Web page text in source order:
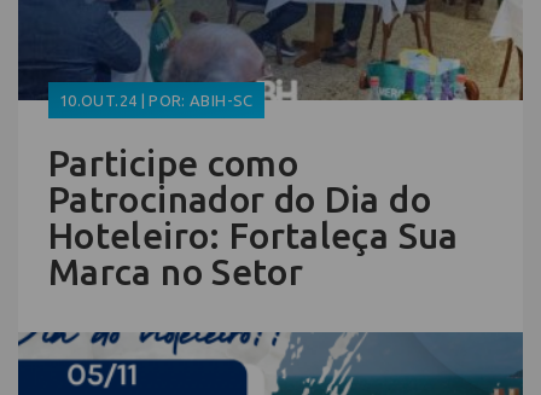
10.OUT.24 | POR: ABIH-SC
Participe como
Patrocinador do Dia do
Hoteleiro: Fortaleça Sua
Marca no Setor